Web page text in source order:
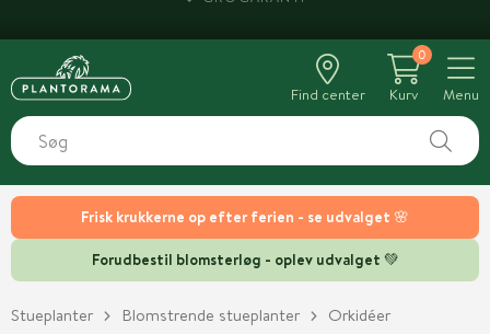
Frisk krukkerne op efter ferien - se udvalget 🌸
Forudbestil blomsterløg - oplev udvalget 💚
Find center
0
Kurv
Menu
Stueplanter Blomstrende stueplanter Orkidéer